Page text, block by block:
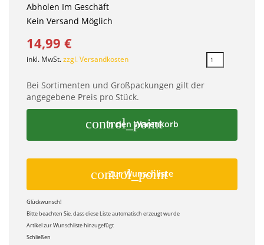
Abholen Im Geschäft
Kein Versand Möglich
14,99 €
inkl. MwSt.zzgl. Versandkosten
Bei Sortimenten und Großpackungen gilt der
angegebene Preis pro Stück.
control_point
In den Warenkorb
control_point
Zur Wunschliste
Glückwunsch!
Bitte beachten Sie, dass diese Liste automatisch erzeugt wurde
Artikel zur Wunschliste hinzugefügt
Schließen